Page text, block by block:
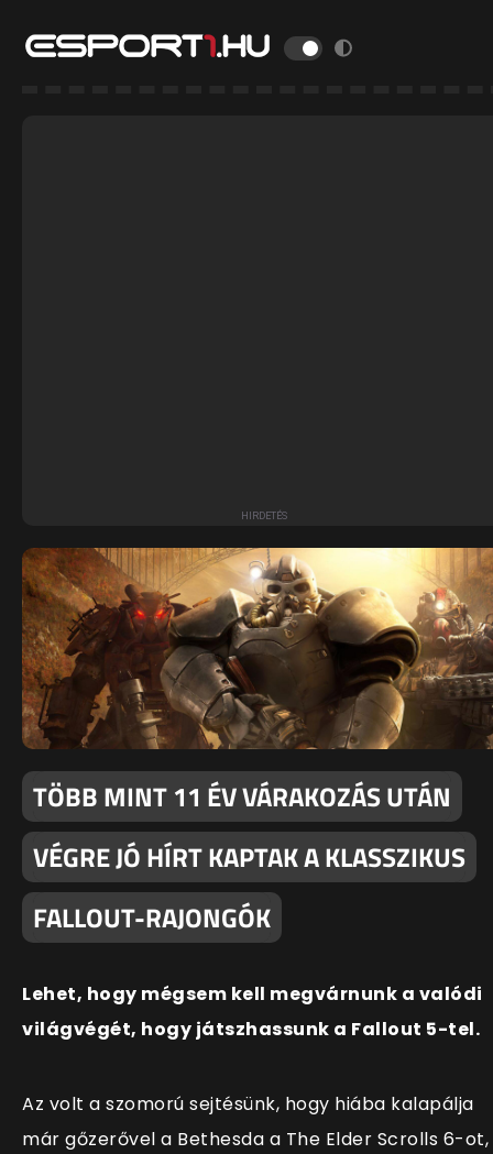
TÖBB MINT 11 ÉV VÁRAKOZÁS UTÁN
VÉGRE JÓ HÍRT KAPTAK A KLASSZIKUS
FALLOUT-RAJONGÓK
Lehet, hogy mégsem kell megvárnunk a valódi
világvégét, hogy játszhassunk a Fallout 5-tel.
Az volt a szomorú sejtésünk, hogy hiába kalapálja
már gőzerővel a Bethesda a The Elder Scrolls 6-ot,